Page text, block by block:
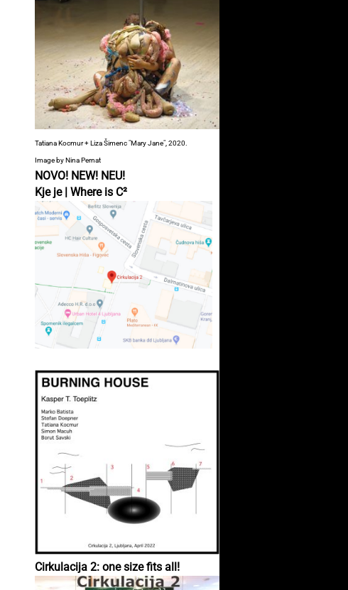
Tatiana Kocmur + Liza Šimenc "Mary Jane", 2020.
Image by Nina Pernat
NOVO! NEW! NEU!
Kje je | Where is C²
Cirkulacija 2: one size fits all!